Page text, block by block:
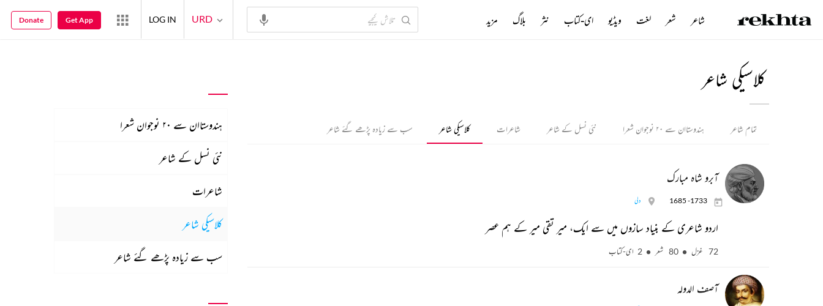
کلاسیکی شاعر
تمام شاعر ہندوستاان سے ۲۰ نوجوان شعرا نئی نسل کے شاعر شاعرات کلاسیکی شاعر سب سے زیادہ پڑھے گئے شاعر
آبرو شاہ مبارک
1685 -1733 دلی
اردو شاعری کے بنیاد سازوں میں سے ایک، میر تقی میر کے ہم عصر
72 غزل 80 شعر 2 ای-کتاب
آصف الدولہ
ہندوستاان سے ۲۰ نوجوان شعرا
نئی نسل کے شاعر
شاعرات
کلاسیکی شاعر
سب سے زیادہ پڑھے گئے شاعر
شاعر شعر لغت ویڈیو ای-کتاب نثر بلاگ مزید URD
LOG IN
Get App
Donate